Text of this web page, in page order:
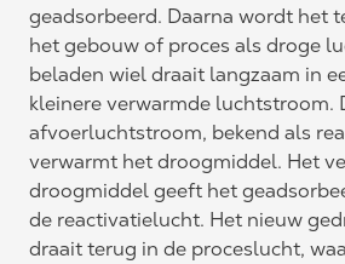
geadsorbeerd. Daarna wordt het
het gebouw of proces als droge
beladen wiel draait langzaam in
kleinere verwarmde luchtstroom.
afvoerluchtstroom, bekend als
verwarmt het droogmiddel. Het
droogmiddel geeft het
de reactivatielucht. Het nieuw
draait terug in de proceslucht,